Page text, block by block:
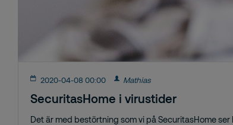
2020-04-08 00:00 Mathias
SecuritasHome i virustider
Det är med bestörtning som vi på SecuritasHome